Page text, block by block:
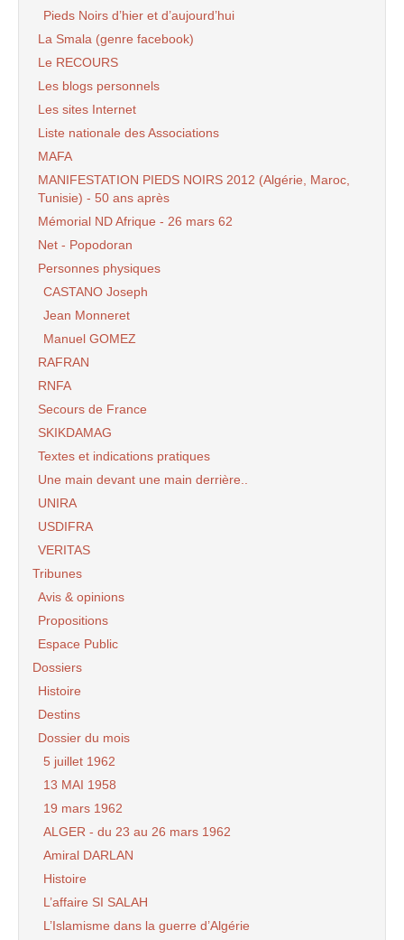
Pieds Noirs d’hier et d’aujourd’hui
La Smala (genre facebook)
Le RECOURS
Les blogs personnels
Les sites Internet
Liste nationale des Associations
MAFA
MANIFESTATION PIEDS NOIRS 2012 (Algérie, Maroc,
Tunisie) - 50 ans après
Mémorial ND Afrique - 26 mars 62
Net - Popodoran
Personnes physiques
CASTANO Joseph
Jean Monneret
Manuel GOMEZ
RAFRAN
RNFA
Secours de France
SKIKDAMAG
Textes et indications pratiques
Une main devant une main derrière..
UNIRA
USDIFRA
VERITAS
Tribunes
Avis & opinions
Propositions
Espace Public
Dossiers
Histoire
Destins
Dossier du mois
5 juillet 1962
13 MAI 1958
19 mars 1962
ALGER - du 23 au 26 mars 1962
Amiral DARLAN
Histoire
L’affaire SI SALAH
L’Islamisme dans la guerre d’Algérie